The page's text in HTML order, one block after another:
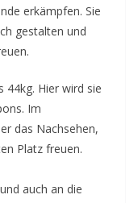
erkämpfen. Sie
gestalten und
44kg. Hier wird sie
Im
das Nachsehen,
Platz freuen.
auch an die